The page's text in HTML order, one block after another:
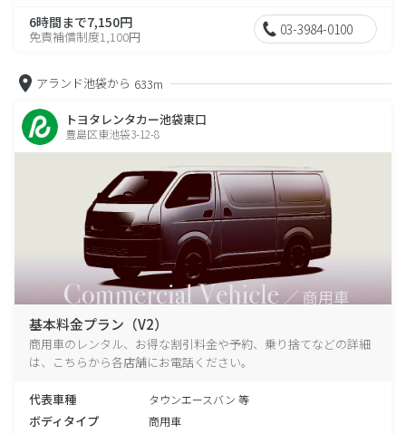
6時間まで7,150円
免責補償制度1,100円 03-3984-0100
アランド池袋から 633m
トヨタレンタカー池袋東口
豊島区東池袋3-12-8
基本料金プラン（V2）
商用車のレンタル、お得な割引料金や予約、乗り捨てなどの詳細
は、こちらから各店舗にお電話ください。
代表車種 タウンエースバン 等
ボディタイプ 商用車